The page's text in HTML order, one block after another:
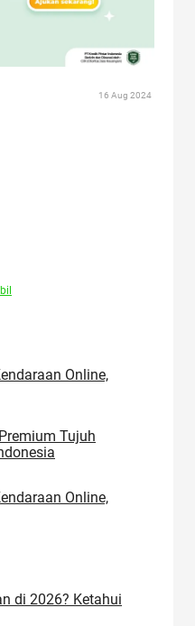
16 Aug 2024
Online,
Tujuh
Online,
di 2026? Ketahui